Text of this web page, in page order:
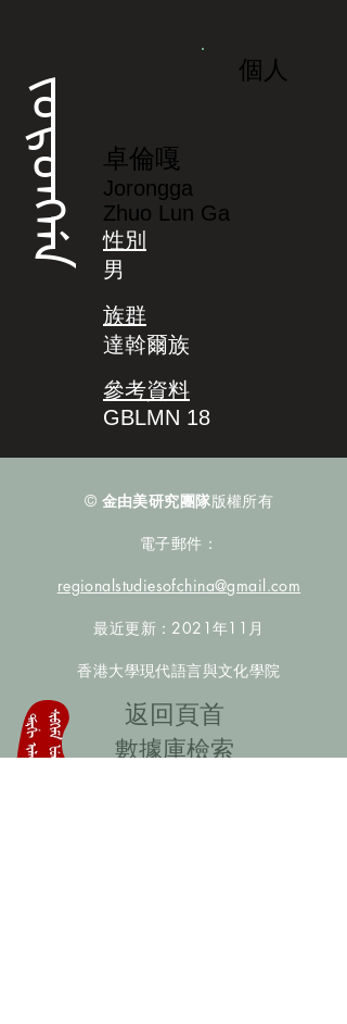
ᠵᠣᡵᠣᠩᡤᠠ
個人
卓倫嘎
Jorongga
Zhuo Lun Ga
性別
男
族群
達斡爾族
參考資料
GBLMN 18
© 金由美研究團隊版權所有
電子郵件：
regionalstudiesofchina@gmail.com
最近更新：2021年11月
香港大學現代語言與文化學院
​返回頁首
數據庫檢索